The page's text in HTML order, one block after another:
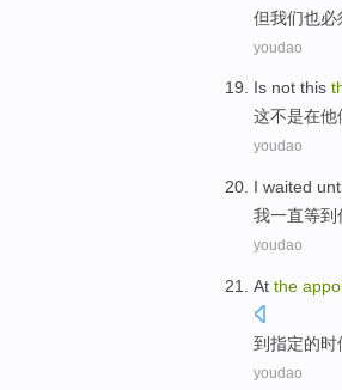
但我们也必
youdao
Is not this
这不是在他
youdao
I waited
我一直等到
youdao
At the
到指定的时
youdao